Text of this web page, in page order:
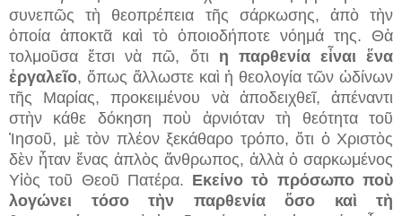
συνεπῶς τὴ θεοπρέπεια τῆς σάρκωσης, ἀπὸ τὴν
ὁποία ἀποκτᾶ καὶ τὸ ὁποιοδήποτε νόημά της. Θὰ
τολμοῦσα ἔτσι νὰ πῶ, ὄτι η παρθενία εἶναι ἕνα
ἐργαλεῖο, ὅπως ἄλλωστε καὶ ἡ θεολογία τῶν ὠδίνων
τῆς Μαρίας, προκειμένου νὰ ἀποδειχθεῖ, ἀπέναντι
στὴν κάθε δόκηση ποὺ ἀρνιόταν τὴ θεότητα τοῦ
Ἰησοῦ, μὲ τὸν πλέον ξεκάθαρο τρόπο, ὅτι ὁ Χριστὸς
δὲν ἦταν ἕνας ἁπλὸς ἄνθρωπος, ἀλλὰ ὁ σαρκωμένος
Υἱὸς τοῦ Θεοῦ Πατέρα. Εκείνο τὸ πρόσωπο ποὺ
λογώνει τόσο τὴν παρθενία ὅσο καὶ τὴ